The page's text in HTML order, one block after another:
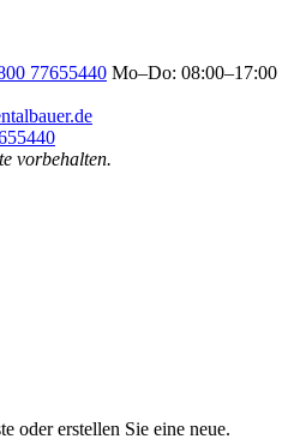
77655440 Mo–Do: 08:00–17:00
vorbehalten.
oder erstellen Sie eine neue.